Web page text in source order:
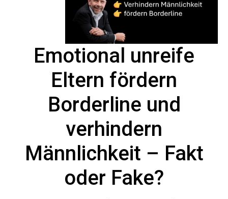
Emotional unreife
Eltern fördern
Borderline und
verhindern
Männlichkeit – Fakt
oder Fake?